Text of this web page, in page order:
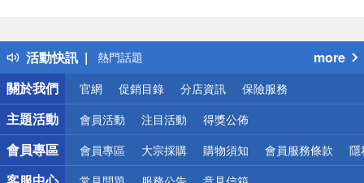
活動快訊
得獎公告
熱門話題
銀行優惠
偏遠地區配送
詐騙網頁！請小心！
more
關於我們
官網 促銷目錄 分店資訊 保險服務
主題活動 會員活動 注目活動 得獎公佈
會員專區 會員專區 大宗採購 購物須知 會員服務條款 隱